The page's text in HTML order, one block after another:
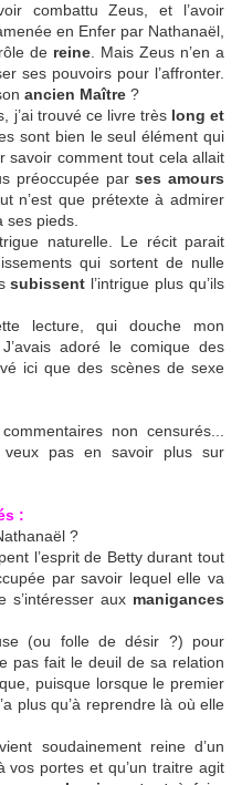
combattu Zeus, et l’avoir
en Enfer par Nathanaël,
de reine . Mais Zeus n’en a
ses pouvoirs pour l’affronter.
ancien Maître ?
j’ai trouvé ce livre très long et
sont bien le seul élément qui
savoir comment tout cela allait
préoccupée parses amours
n’est que prétexte à admirer
ses pieds.
naturelle. Le récit parait
qui sortent de nulle
subissent l’intrigue plus qu’ils
lecture, qui douche mon
adoré le comique des
ici que des scènes de sexe
non censurés...
pas en savoir plus sur
:
?
l’esprit de Betty durant tout
par savoir lequel elle va
s’intéresser aux manigances
(ou folle de désir ?) pour
pas fait le deuil de sa relation
puisque lorsque le premier
plus qu’à reprendre là où elle
soudainement reine d’un
vos portes et qu’un traitre agit